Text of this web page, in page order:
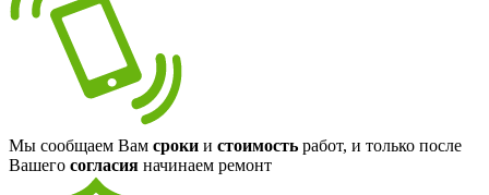
Мы сообщаем Вам сроки и стоимость работ, и только после
Вашего согласия начинаем ремонт